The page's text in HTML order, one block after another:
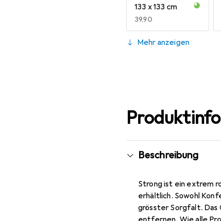
133 x 133 cm
EUR
39,90
80 x 320 cm
EUR
49,90
Mehr anzeigen
Beschreibung
Strong ist ein extrem
erhältlich. Sowohl
grösster Sorgfalt. Das